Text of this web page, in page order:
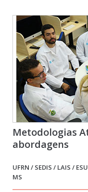
Metodologias
abordagens
UFRN / SEDIS / LAIS /
MS